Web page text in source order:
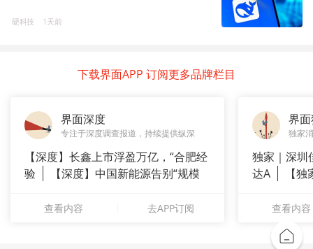
硬科技 1天前
下载界面APP 订阅更多品牌栏目
界面深度
专注于深度调查报道，持续提供纵深
【深度】长鑫上市浮盈万亿，“合肥经
验
【深度】中国新能源告别“规模
查看内容 去APP订阅
界
独家
独家｜深圳
达A
【
查看内容